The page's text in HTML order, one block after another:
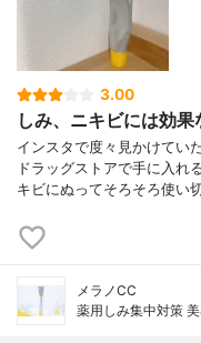
3.00
しみ、ニキビには効
インスタで度々見かけてい
ドラッグストアで手に入れ
キビにぬってそろそろ使い
メラノCC
薬用しみ集中対策